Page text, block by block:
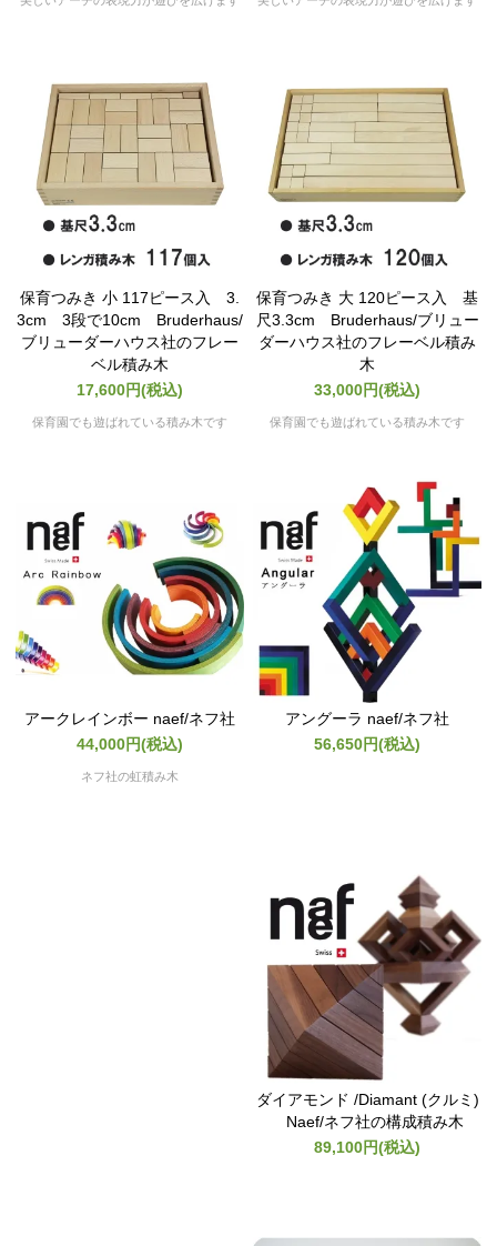
保育つみき 小 117ピース入 3.
3cm 3段で10cm Bruderhaus/
ブリューダーハウス社のフレー
ベル積み木
17,600円(税込)
保育園でも遊ばれている積み木です
保育つみき 大 120ピース入 基
尺3.3cm Bruderhaus/ブリュー
ダーハウス社のフレーベル積み
木
33,000円(税込)
保育園でも遊ばれている積み木です
アークレインボー naef/ネフ社
44,000円(税込)
ネフ社の虹積み木
アングーラ naef/ネフ社
56,650円(税込)
ダイアモンド /Diamant (クルミ)
Naef/ネフ社の構成積み木
89,100円(税込)